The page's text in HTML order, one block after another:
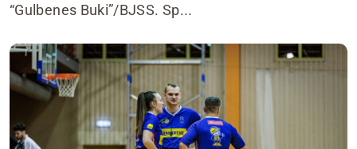
“Gulbenes Buki”/BJSS. Sp...